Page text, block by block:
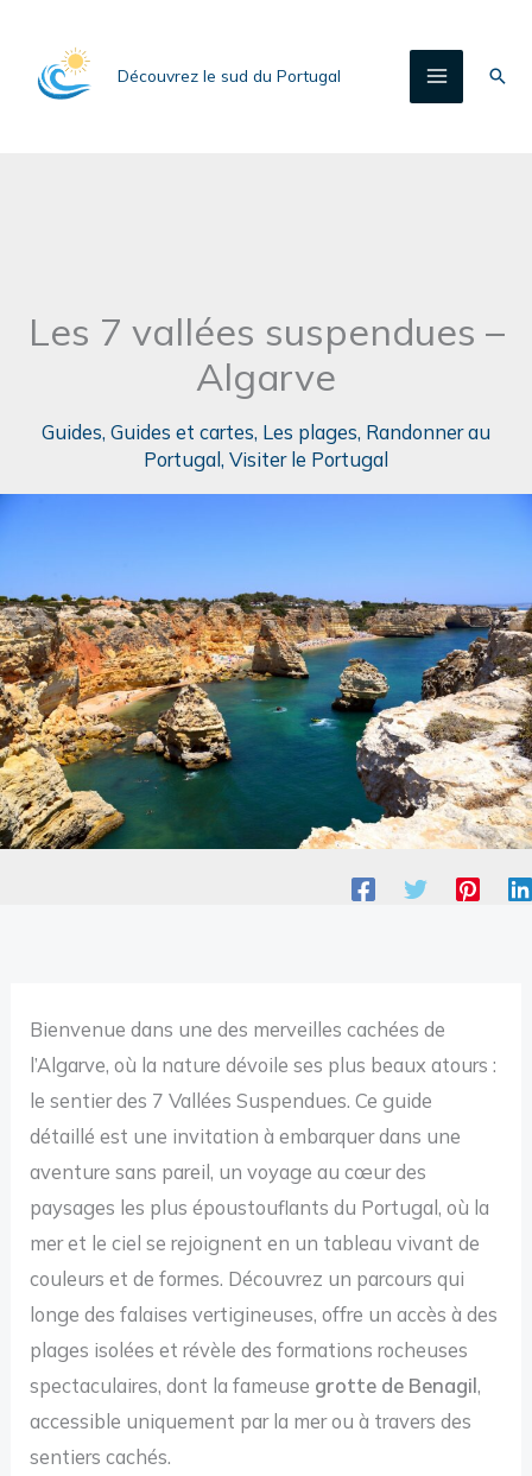
contenu
Découvrez le sud du Portugal
Les 7 vallées suspendues –
Algarve
Guides, Guides et cartes, Les plages, Randonner au
Portugal, Visiter le Portugal
Bienvenue dans une des merveilles cachées de
l’Algarve, où la nature dévoile ses plus beaux atours :
le sentier des 7 Vallées Suspendues. Ce guide
détaillé est une invitation à embarquer dans une
aventure sans pareil, un voyage au cœur des
paysages les plus époustouflants du Portugal, où la
mer et le ciel se rejoignent en un tableau vivant de
couleurs et de formes. Découvrez un parcours qui
longe des falaises vertigineuses, offre un accès à des
plages isolées et révèle des formations rocheuses
spectaculaires, dont la fameuse grotte de Benagil,
accessible uniquement par la mer ou à travers des
sentiers cachés.